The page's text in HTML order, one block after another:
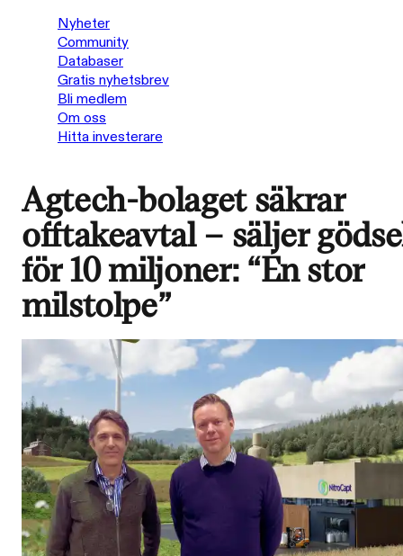
Nyheter
Community
Databaser
Gratis nyhetsbrev
Bli medlem
Om oss
Hitta investerare
Agtech-bolaget säkrar
offtakeavtal – säljer
för 10 miljoner: “En stor
milstolpe”